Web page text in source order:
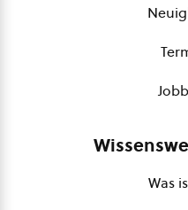
Was